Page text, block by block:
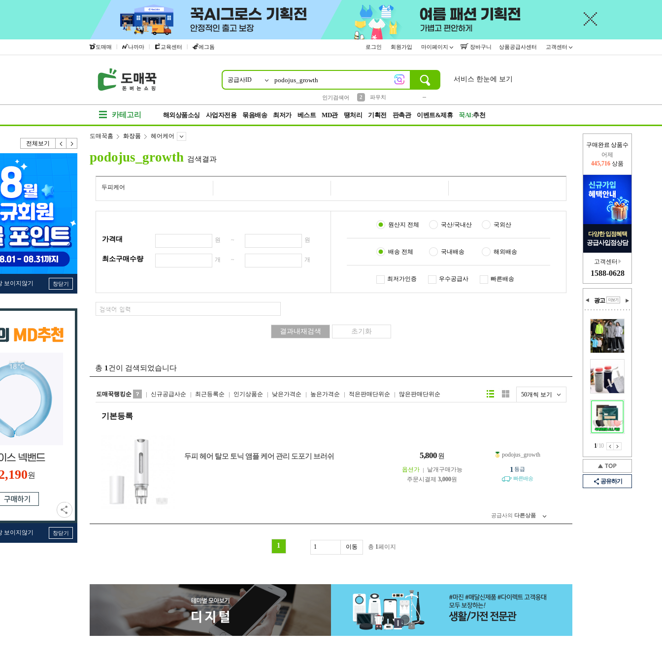
도매매 | 나까마 | 교육센터 | 에그돔 로그인 회원가입 마이페이지 장바구니 상품공급사센터 고객센터
공급사ID
인기검색어
2
파우치
서비스 한눈에 보기
카테고리 해외상품소싱 사업자전용 묶음배송 최저가 베스트 MD관 땡처리 기획전 판촉관 이벤트&제휴 꾹AI:추천
전체보기
보이지않기 창닫기
원
보이지않기 창닫기
구매완료 상품수
어제
445,716 상품
다양한 입점혜택
공급사입점상담
고객센터
1588-0628
광고
1/10
공유하기
도매꾹홈 화장품 헤어케어
podojus_growth 검색결과
두피케어
가격대 원 ~ 원
최소구매수량 개 ~ 개
원산지 전체 국산/국내산 국외산
배송 전체 국내배송 해외배송
최저가인증 우수공급사 빠른배송
총 1 건이 검색되었습니다
도매꾹랭킹순 신규공급사순 최근등록순 인기상품순 낮은가격순 높은가격순 적은판매단위순 많은판매단위순 50개씩 보기
리스트형갤러리형
기본등록
두피 헤어 탈모 토닉 앰플 케어 관리 도포기 브러쉬 5,800 원
옵션가
낱개구매가능
주문시결제 3,000원
podojus_growth
1 등급
빠른배송
공급사의 다른상품
1 총 1페이지